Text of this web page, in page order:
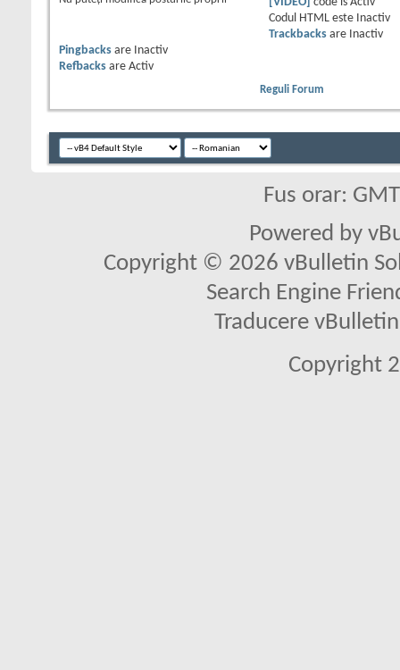
[VIDEO]
code is Activ
Codul HTML este
Inactiv
Trackbacksare
Inactiv
Pingbacks are
Inactiv
Refbacks are Activ
Reguli Forum
Fus orar:
Powered by
Copyright © 2026 vBulletin
Search Engine
Traducere
Copyright